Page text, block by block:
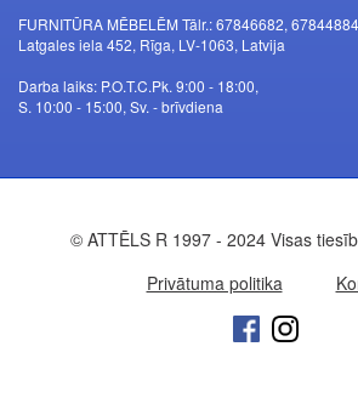
FURNITŪRA MĒBELĒM Tālr.: 67846682, 67844884
Latgales iela 452, Rīga, LV-1063, Latvija
Darba laiks: P.O.T.C.Pk. 9:00 - 18:00,
S. 10:00 - 15:00, Sv. - brīvdiena
© ATTĒLS R 1997 - 2024 Visas
Privātuma politika